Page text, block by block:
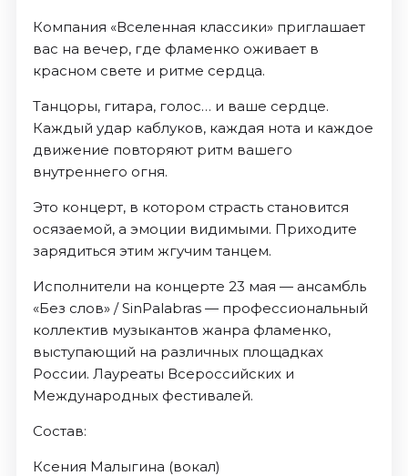
Компания «Вселенная классики» приглашает
вас на вечер, где фламенко оживает в
красном свете и ритме сердца.
Танцоры, гитара, голос… и ваше сердце.
Каждый удар каблуков, каждая нота и каждое
движение повторяют ритм вашего
внутреннего огня.
Это концерт, в котором страсть становится
осязаемой, а эмоции видимыми. Приходите
зарядиться этим жгучим танцем.
Исполнители на концерте 23 мая — ансамбль
«Без слов» / SinPalabras — профессиональный
коллектив музыкантов жанра фламенко,
выступающий на различных площадках
России. Лауреаты Всероссийских и
Международных фестивалей.
Состав:
Ксения Малыгина (вокал)